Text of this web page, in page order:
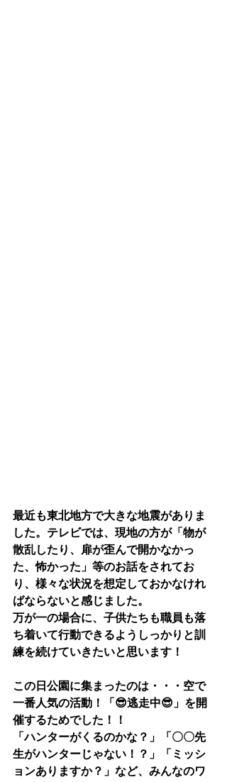
最近も東北地方で大きな地震がありま
した。テレビでは、現地の方が「物が
散乱したり、扉が歪んで開かなかっ
た、怖かった」等のお話をされてお
り、様々な状況を想定しておかなけれ
ばならないと感じました。
万が一の場合に、子供たちも職員も落
ち着いて行動できるようしっかりと訓
練を続けていきたいと思います！
この日公園に集まったのは・・・空で
一番人気の活動！「😎逃走中😎」を開
催するためでした！！
「ハンターがくるのかな？」「〇〇先
生がハンターじゃない！？」「ミッシ
ョンありますか？」など、みんなのワ